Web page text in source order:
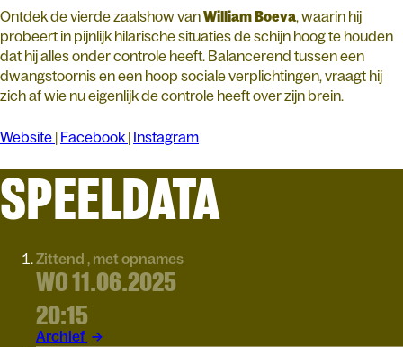
Ontdek de vierde zaalshow vanWilliam Boeva , waarin hij
probeert in pijnlijk hilarische situaties de schijn hoog te houden
dat hij alles onder controle heeft. Balancerend tussen een
dwangstoornis en een hoop sociale verplichtingen, vraagt hij
zich af wie nu eigenlijk de controle heeft over zijn brein.
Website | Facebook | Instagram
SPEELDATA
Zittend , met opnames
WO 11.06.2025
20:15
Archief